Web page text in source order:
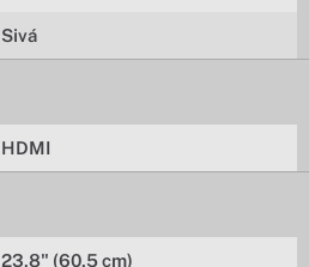
Sivá
HDMI
23,8" (60,5 cm)